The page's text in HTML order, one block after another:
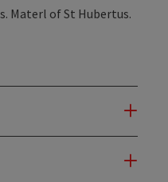
Materl of St Hubertus.